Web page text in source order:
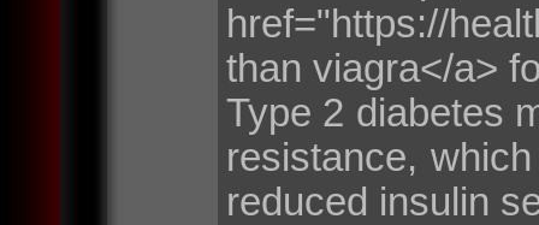
href="https://
than viagra</a>
Type 2 diabetes
resistance,
reduced insulin